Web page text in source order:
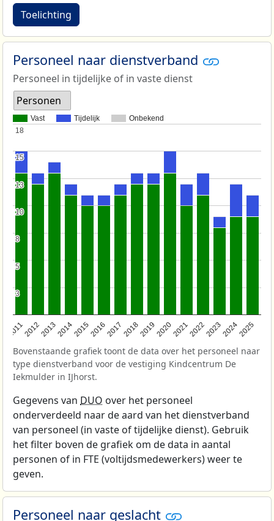
Toelichting
Personeel naar dienstverband
Personeel in tijdelijke of in vaste dienst
Personen
Vast Tijdelijk Onbekend
201120122013201420152016201720182019202020212022202320242025
3
3
5
5
8
8
10
10
13
13
15
15
18
18
Bovenstaande grafiek toont de data over het personeel naar
type dienstverband voor de vestiging Kindcentrum De
Iekmulder in IJhorst.
Gegevens van DUO over het personeel
onderverdeeld naar de aard van het dienstverband
van personeel (in vaste of tijdelijke dienst). Gebruik
het filter boven de grafiek om de data in aantal
personen of in FTE (voltijdsmedewerkers) weer te
geven.
Personeel naar geslacht